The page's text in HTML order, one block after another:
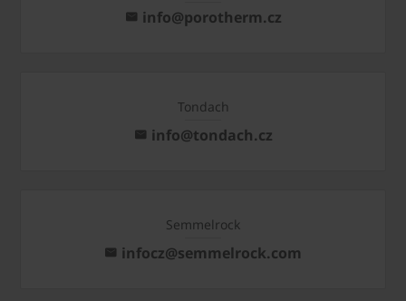
info@porotherm.cz
Tondach
info@tondach.cz
Semmelrock
infocz@semmelrock.com